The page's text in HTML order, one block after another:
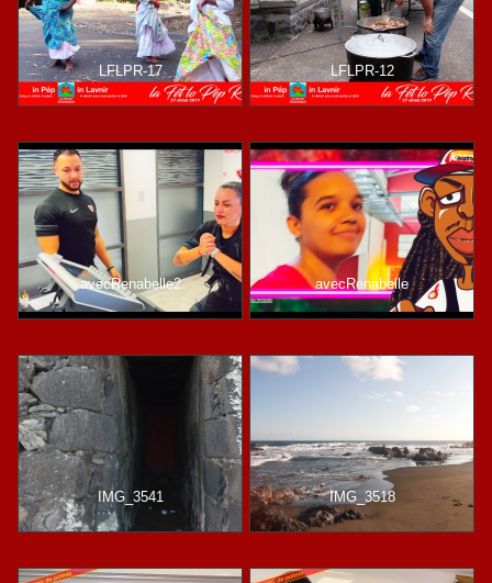
LFLPR-17 LFLPR-12
avecRenabelle2 avecRenabelle
IMG_3541 IMG_3518